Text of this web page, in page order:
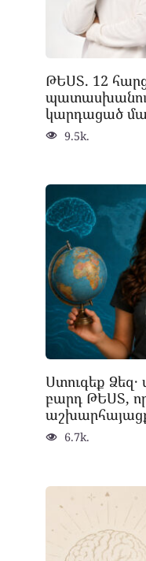
ԹԵՍՏ. 12
կարդացած
9.5k.
Ստուգեք
բարդ ԹԵՍՏ,
6.7k.